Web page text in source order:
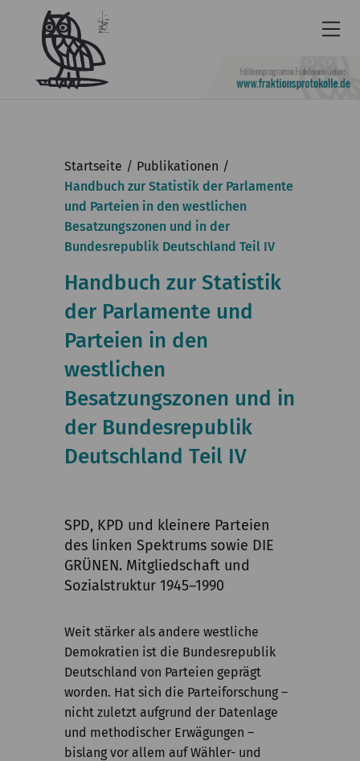
Leichte
Sprache
Kontakt
KGParl
Aktuelles
Kommission
Institut
Forschung
Startseite
Publikationen
Handbuch zur Statistik der Parlamente
und Parteien in den westlichen
Besatzungszonen und in der
Bundesrepublik Deutschland Teil IV
Handbuch zur Statistik
der Parlamente und
Parteien in den
westlichen
Besatzungszonen und in
der Bundesrepublik
Deutschland Teil IV
SPD, KPD und kleinere Parteien
des linken Spektrums sowie DIE
GRÜNEN. Mitgliedschaft und
Sozialstruktur 1945–1990
Weit stärker als andere westliche
Demokratien ist die Bundesrepublik
Deutschland von Parteien geprägt
worden. Hat sich die Parteiforschung –
nicht zuletzt aufgrund der Datenlage
und methodischer Erwägungen –
bislang vor allem auf Wähler- und